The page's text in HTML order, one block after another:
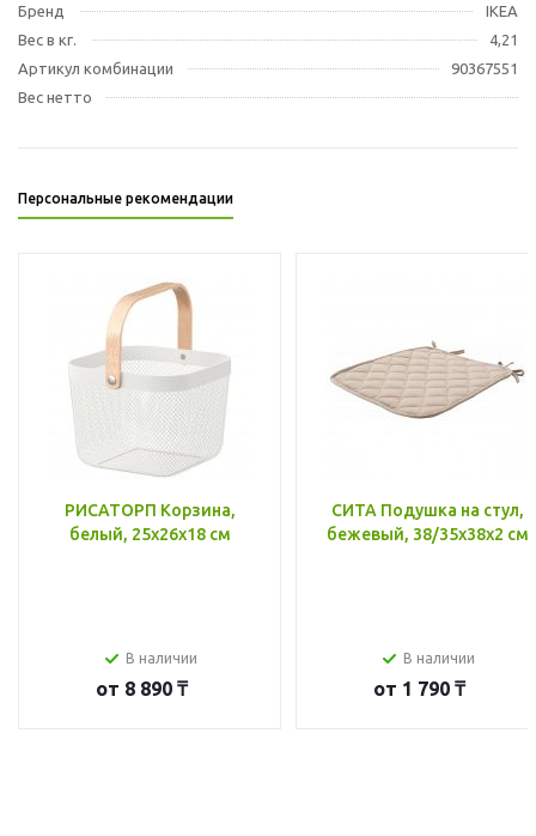
Бренд
IKEA
Вес в кг.
4,21
Артикул комбинации
90367551
Вес нетто
Персональные рекомендации
РИСАТОРП Корзина,
белый, 25x26x18 см
В наличии
от 8 890 ₸
СИТА Подушка на стул,
бежевый, 38/35x38x2 см
В наличии
от 1 790 ₸